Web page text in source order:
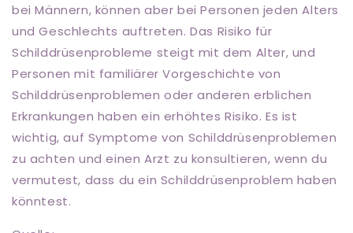
bei Männern, können aber bei Personen jeden Alters
und Geschlechts auftreten. Das Risiko für
Schilddrüsenprobleme steigt mit dem Alter, und
Personen mit familiärer Vorgeschichte von
Schilddrüsenproblemen oder anderen erblichen
Erkrankungen haben ein erhöhtes Risiko. Es ist
wichtig, auf Symptome von Schilddrüsenproblemen
zu achten und einen Arzt zu konsultieren, wenn du
vermutest, dass du ein Schilddrüsenproblem haben
könntest.